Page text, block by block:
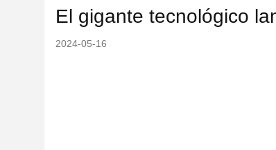
El gigante tecnológico
2024-05-16